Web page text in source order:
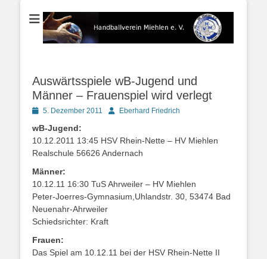
Handballverein
Miehlen e. V.
Der Handballverein im Blauen Ländchen
Auswärtsspiele wB-Jugend und
Männer – Frauenspiel wird verlegt
Posted5. Dezember 2011 AutorEberhard Friedrich
wB-Jugend:
10.12.2011 13:45 HSV Rhein-Nette – HV Miehlen
Realschule 56626 Andernach
Männer:
10.12.11 16:30 TuS Ahrweiler – HV Miehlen
Peter-Joerres-Gymnasium,Uhlandstr. 30, 53474 Bad
Neuenahr-Ahrweiler
Schiedsrichter: Kraft
Frauen:
Das Spiel am 10.12.11 bei der HSV Rhein-Nette II